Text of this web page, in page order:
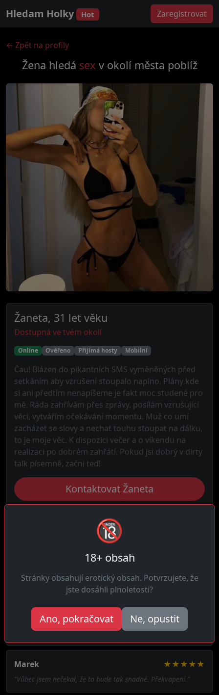
Hledam Holky Hot Zaregistrovat
← Zpět na profily
Žena hledá sex v okolí města poblíž
Žaneta, 31 let věku
Dostupná ve tvém okolí
Online Ověřeno Přijímá hosty Mobilní
Čau! Blázen do pikantních SMS vyměněných před
setkáním aby vzrušení stoupalo naplno. Plány kde
si ani předtím nenapíšeme je fakt moc studené pro
mě. Ráda zahřívám přes zprávy, posílám vzrušující
věci, vytvářím očekávání momentu. Muž co umí
zacházet se slovy a nechat touhu stoupat na dálku,
to je moje věc. K dispozici večer a o víkendu na
realizaci po dobrém zahřátí. Pokud jsi dobrý v dirty
talk písemně, začni teď!
Kontaktovat Žaneta
Prohlédnout
Potkali Žaneta
★★★★★
"Atraktivní a milá. Co víc si přát na večer."
Marek ★★★★★
"Vůbec jsem nečekal, že to bude tak snadné. Překvapení."
🔞
18+ obsah
Stránky obsahují erotický obsah. Potvrzujete, že
jste dosáhli plnoletosti?
Ano, pokračovat Ne, opustit